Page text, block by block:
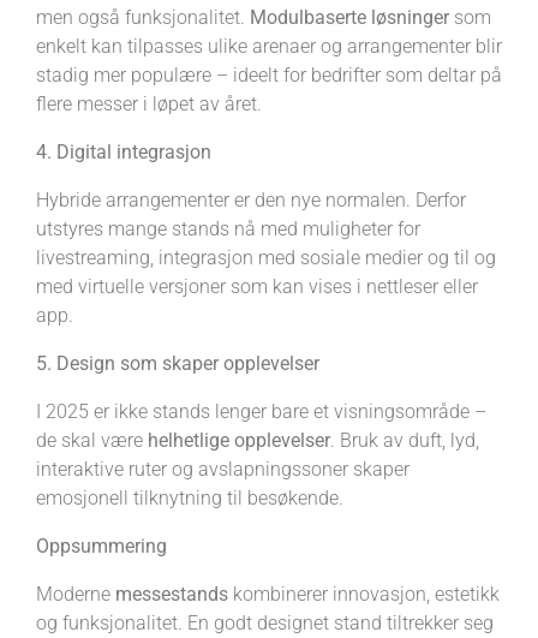
men også funksjonalitet. Modulbaserte løsninger som
enkelt kan tilpasses ulike arenaer og arrangementer blir
stadig mer populære – ideelt for bedrifter som deltar på
flere messer i løpet av året.
4. Digital integrasjon
Hybride arrangementer er den nye normalen. Derfor
utstyres mange stands nå med muligheter for
livestreaming, integrasjon med sosiale medier og til og
med virtuelle versjoner som kan vises i nettleser eller
app.
5. Design som skaper opplevelser
I 2025 er ikke stands lenger bare et visningsområde –
de skal være helhetlige opplevelser. Bruk av duft, lyd,
interaktive ruter og avslapningssoner skaper
emosjonell tilknytning til besøkende.
Oppsummering
Moderne messestands kombinerer innovasjon, estetikk
og funksjonalitet. En godt designet stand tiltrekker seg